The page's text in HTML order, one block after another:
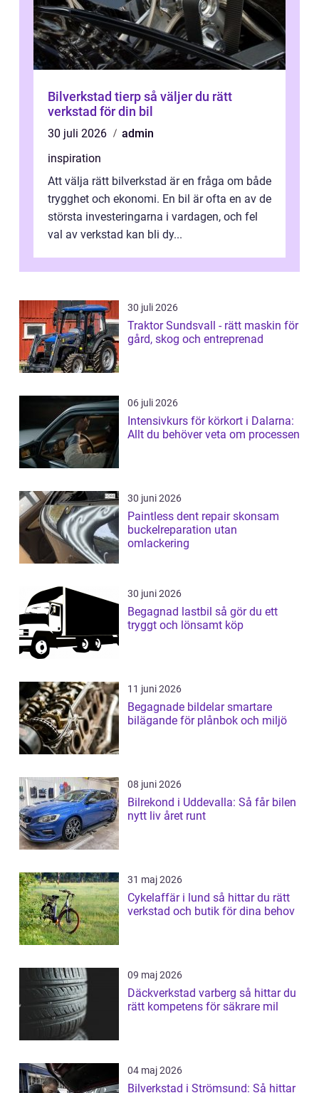
Bilverkstad tierp så väljer du rätt
verkstad för din bil
30 juli 2026
admin
inspiration
Att välja rätt bilverkstad är en fråga om både
trygghet och ekonomi. En bil är ofta en av de
största investeringarna i vardagen, och fel
val av verkstad kan bli dy...
30 juli 2026
Traktor Sundsvall - rätt maskin för
gård, skog och entreprenad
06 juli 2026
Intensivkurs för körkort i Dalarna:
Allt du behöver veta om processen
30 juni 2026
Paintless dent repair skonsam
buckelreparation utan
omlackering
30 juni 2026
Begagnad lastbil så gör du ett
tryggt och lönsamt köp
11 juni 2026
Begagnade bildelar smartare
bilägande för plånbok och miljö
08 juni 2026
Bilrekond i Uddevalla: Så får bilen
nytt liv året runt
31 maj 2026
Cykelaffär i lund så hittar du rätt
verkstad och butik för dina behov
09 maj 2026
Däckverkstad varberg så hittar du
rätt kompetens för säkrare mil
04 maj 2026
Bilverkstad i Strömsund: Så hittar